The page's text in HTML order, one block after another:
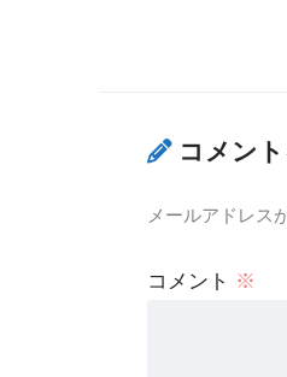
コメン
メールアドレス
コメント ※